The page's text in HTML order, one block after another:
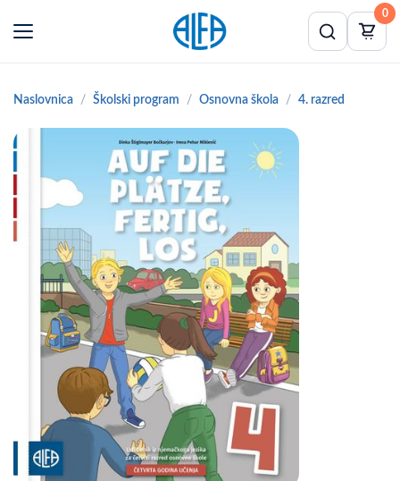
0
Naslovnica Školski program Osnovna škola 4. razred